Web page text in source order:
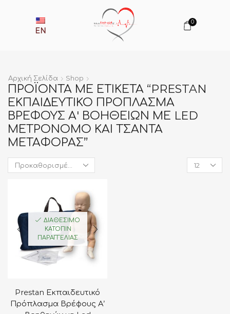
EN
0
Αρχική Σελίδα Shop
ΠΡΟΪΌΝΤΑ ΜΕ ΕΤΙΚΈΤΑ “PRESTAN
ΕΚΠΑΙΔΕΥΤΙΚΌ ΠΡΌΠΛΑΣΜΑ
ΒΡΈΦΟΥΣ Α' ΒΟΗΘΕΙΏΝ ΜΕ LED
ΜΕΤΡΟΝΌΜΟ ΚΑΙ ΤΣΆΝΤΑ
ΜΕΤΑΦΟΡΆΣ”
Products
per
ΔΙΑΘΈΣΙΜΟ
ΚΑΤΌΠΙΝ
ΠΑΡΑΓΓΕΛΊΑΣ
Prestan Εκπαιδευτικό
Πρόπλασμα Βρέφους Α’